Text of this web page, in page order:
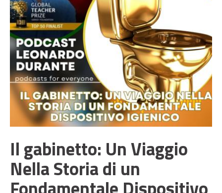
Il gabinetto: Un Viaggio
Nella Storia di un